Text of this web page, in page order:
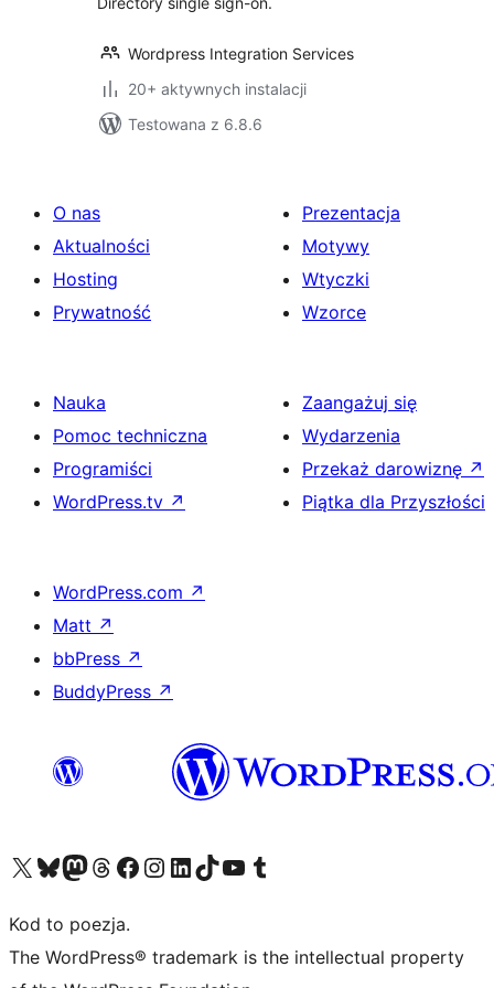
Wordpress Integration Services
20+ aktywnych instalacji
Testowana z 6.8.6
O nas
Aktualności
Hosting
Prywatność
Prezentacja
Motywy
Wtyczki
Wzorce
Nauka
Pomoc techniczna
Programiści
WordPress.tv ↗
Zaangażuj się
Wydarzenia
Przekaż darowiznę ↗
Piątka dla Przyszłości
WordPress.com ↗
Matt ↗
bbPress ↗
BuddyPress ↗
Odwiedź nasze konto X (dawniej Twitter)
Odwiedź nasze konto Bluesky
Odwiedź nasze konto na Mastodoncie
Odwiedź naszego Threadsa
Odwiedź naszego Facebooka
Odwiedź nasze konto na Instagramie
Odwiedź nasze konto na LinkedIn
Odwiedź naszego TikToka
Odwiedź nasz kanał YouTube
Odwiedź naszego Tumblra
Kod to poezja.
The WordPress® trademark is the intellectual property